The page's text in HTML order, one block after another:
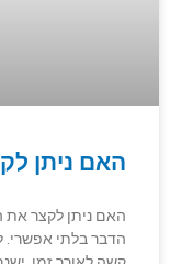
האם ניתן
האם ניתן לקצר את
הדבר בלתי אפשרי.